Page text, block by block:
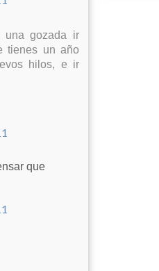
una gozada ir
tienes un año
hilos, e ir
que